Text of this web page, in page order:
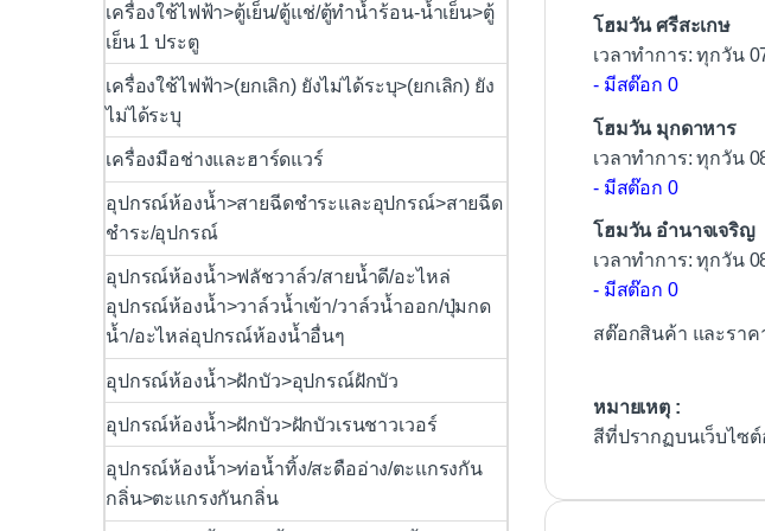
โฮมวัน ศรีสะเกษ
เวลาทำการ: ทุกวัน
- มีสต๊อก 0
โฮมวัน มุกดาหาร
เวลาทำการ: ทุกวัน
- มีสต๊อก 0
โฮมวัน อำนาจเจริญ
เวลาทำการ: ทุกวัน
- มีสต๊อก 0
สต๊อกสินค้า และราค
หมายเหตุ :
สีที่ปรากฏบนเว็บไซ
เครื่องใช้ไฟฟ้า>ตู้เย็น/ตู้แช่/ตู้ทำน้ำร้อน-น้ำเย็น>ตู้
เย็น 1 ประตู
เครื่องใช้ไฟฟ้า>(ยกเลิก) ยังไม่ได้ระบุ>(ยกเลิก) ยัง
ไม่ได้ระบุ
เครื่องมือช่างและฮาร์ดแวร์
อุปกรณ์ห้องน้ำ>สายฉีดชำระและอุปกรณ์>สายฉีด
ชำระ/อุปกรณ์
อุปกรณ์ห้องน้ำ>ฟลัชวาล์ว/สายน้ำดี/อะไหล่
อุปกรณ์ห้องน้ำ>วาล์วน้ำเข้า/วาล์วน้ำออก/ปุ่มกด
น้ำ/อะไหล่อุปกรณ์ห้องน้ำอื่นๆ
อุปกรณ์ห้องน้ำ>ฝักบัว>อุปกรณ์ฝักบัว
อุปกรณ์ห้องน้ำ>ฝักบัว>ฝักบัวเรนชาวเวอร์
อุปกรณ์ห้องน้ำ>ท่อน้ำทิ้ง/สะดืออ่าง/ตะแกรงกัน
กลิ่น>ตะแกรงกันกลิ่น